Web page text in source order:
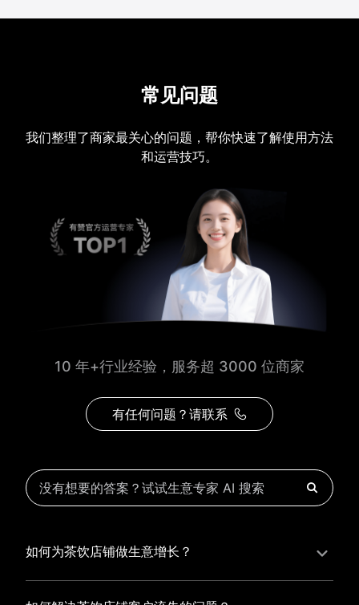
常见问题
我们整理了商家最关心的问题，帮你快速了解使用方法
和运营技巧。
10 年+行业经验，服务超 3000 位商家
有任何问题？请联系
如何为茶饮店铺做生意增长？
为茶饮店铺实现持续生意增长，您可以通过有赞新零售